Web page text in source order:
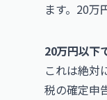
ます。20万
20万円以下
これは絶対
税の確定申